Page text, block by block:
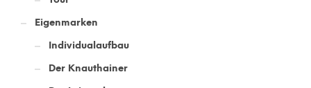
Eigenmarken
Individualaufbau
Der Knauthainer